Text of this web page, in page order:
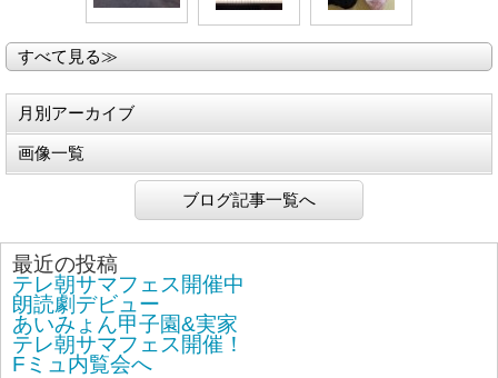
すべて見る≫
月別アーカイブ
画像一覧
ブログ記事一覧へ
最近の投稿
テレ朝サマフェス開催中
朗読劇デビュー
あいみょん甲子園&実家
テレ朝サマフェス開催！
Fミュ内覧会へ